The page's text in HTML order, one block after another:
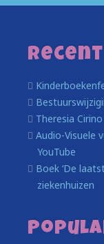
Recent
Theresia
Audio-Visuele
YouTube
Boek ‘De
ziekenhuizen